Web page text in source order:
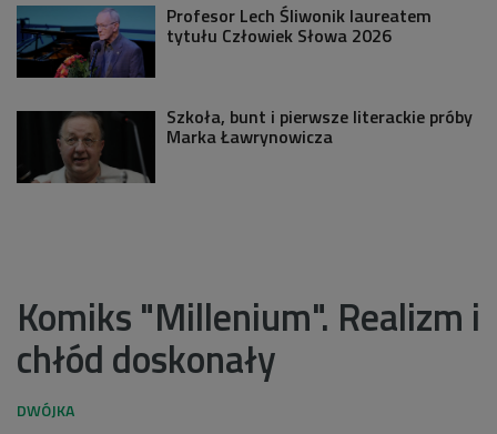
Profesor Lech Śliwonik laureatem
tytułu Człowiek Słowa 2026
Szkoła, bunt i pierwsze literackie próby
Marka Ławrynowicza
Komiks "Millenium". Realizm i
chłód doskonały